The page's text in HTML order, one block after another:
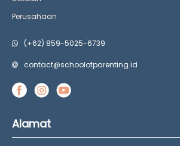
Perusahaan
(+62) 859-5025-6739
contact@schoolofparenting.id
Alamat